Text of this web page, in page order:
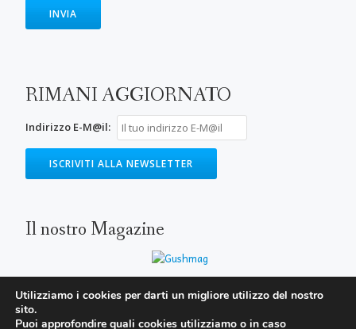
RIMANI AGGIORNATO
Indirizzo E-M@il:
Il nostro Magazine
SECONDARY
Utilizziamo i cookies per darti un migliore utilizzo del nostro
sito.
Puoi approfondire quali cookies utilizziamo o in caso